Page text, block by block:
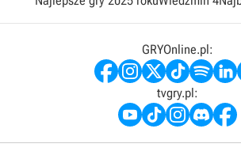
GRYOnline.pl:
tvgry.pl: